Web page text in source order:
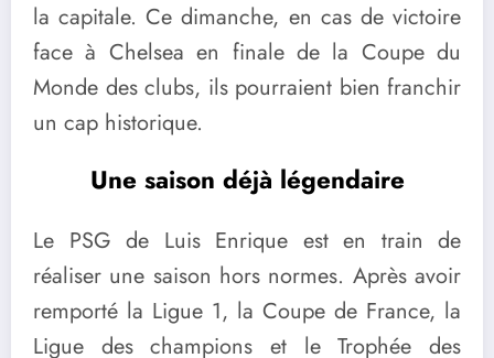
la capitale. Ce dimanche, en cas de victoire
face à Chelsea en finale de la Coupe du
Monde des clubs, ils pourraient bien franchir
un cap historique.
Une saison déjà légendaire
Le PSG de Luis Enrique est en train de
réaliser une saison hors normes. Après avoir
remporté la Ligue 1, la Coupe de France, la
Ligue des champions et le Trophée des